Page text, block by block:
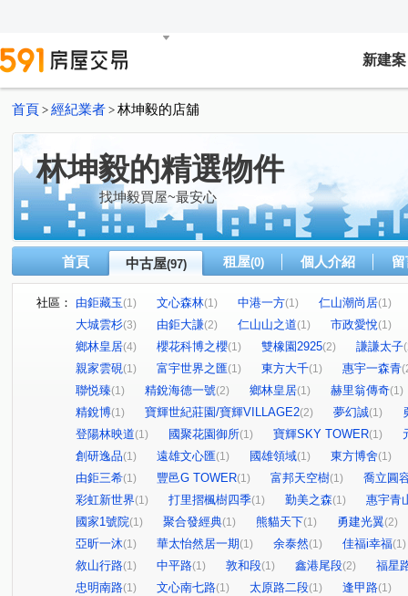
新建案
首頁 > 經紀業者 > 林坤毅的店舖
林坤毅的精選物件
找坤毅買屋~最安心
首頁 中古屋(97) 租屋(0) 個人介紹
社區： 由鉅藏玉(1) 文心森林(1) 中港一方(1) 仁山潮尚居(1)
大城雲杉(3) 由鉅大謙(2) 仁山山之道(1) 市政愛悅(1)
鄉林皇居(4) 櫻花科博之櫻(1) 雙橡園2925(2) 謙謙太子
親家雲硯(1) 富宇世界之匯(1) 東方大千(1) 惠宇一森青
聯悦臻(1) 精銳海德一號(2) 鄉林皇居(1) 赫里翁傳奇(1)
精銳博(1) 寶輝世紀莊園/寶輝VILLAGE2(2) 夢幻誠(1)
登陽林映道(1) 國聚花園御所(1) 寶輝SKY TOWER(1)
創研逸品(1) 遠雄文心匯(1) 國雄領域(1) 東方博舍(1)
由鉅三希(1) 豐邑G TOWER(1) 富邦天空樹(1)
喬立圓
彩虹新世界(1) 打里摺楓樹四季(1) 勤美之森(1)
惠宇青
國家1號院(1) 聚合發經典(1) 熊貓天下(1) 勇建光翼(2)
亞昕一沐(1) 華太怡然居一期(1) 余泰然(1) 佳福i幸福(1)
敘山行路(1) 中平路(1) 敦和段(1) 鑫港尾段(2)
福星
忠明南路(1) 文心南七路(1) 太原路二段(1) 逢甲路(1)